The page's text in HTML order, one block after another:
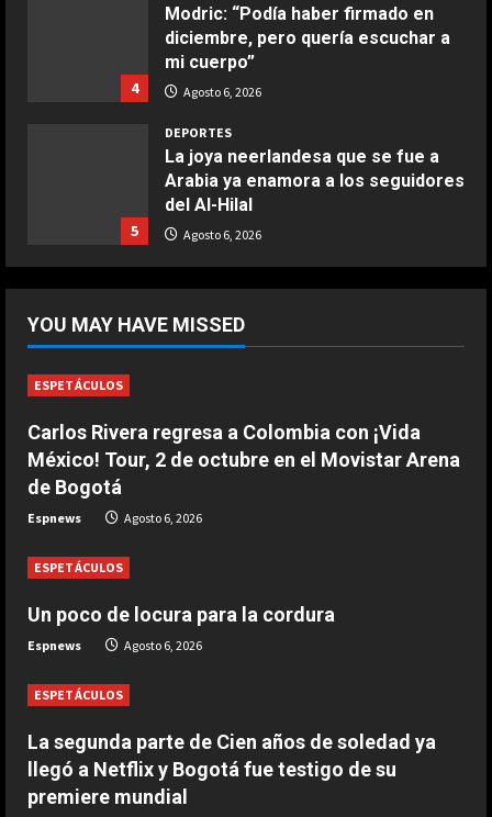
COCINA
Buñuelos de alcachofas
5
COCINA
4
Modric: “Podía haber firmado en
diciembre, pero quería escuchar a
mi cuerpo”
Agosto 6, 2026
5
DEPORTES
La joya neerlandesa que se fue a
Arabia ya enamora a los seguidores
del Al-Hilal
Agosto 6, 2026
pero reconoce que “se cometieron
errores”
2
DEPORTES
Las Ligas europeas, también contra
3
del Mundial 2030 a Marruecos
Agosto 6, 2026
4
diciembre, pero quería escuchar a
mi cuerpo”
Agosto 6, 2026
YOU MAY HAVE MISSED
ESPETÁCULOS
Carlos Rivera regresa a Colombia con ¡Vida
México! Tour, 2 de octubre en el Movistar Arena
de Bogotá
Espnews Agosto 6, 2026
ESPETÁCULOS
Un poco de locura para la cordura
Espnews Agosto 6, 2026
ESPETÁCULOS
La segunda parte de Cien años de soledad ya
llegó a Netflix y Bogotá fue testigo de su
premiere mundial